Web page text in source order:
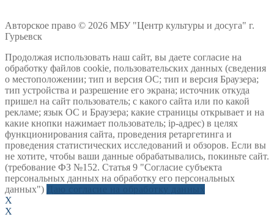
Авторское право © 2026 МБУ "Центр культуры и досуга" г.
Гурьевск
Продолжая использовать наш сайт, вы даете согласие на
обработку файлов cookie, пользовательских данных (сведения
о местоположении; тип и версия ОС; тип и версия Браузера;
тип устройства и разрешение его экрана; источник откуда
пришел на сайт пользователь; с какого сайта или по какой
рекламе; язык ОС и Браузера; какие страницы открывает и на
какие кнопки нажимает пользователь; ip-адрес) в целях
функционирования сайта, проведения ретаргетинга и
проведения статистических исследований и обзоров. Если вы
не хотите, чтобы ваши данные обрабатывались, покиньте сайт.
(требование ФЗ №152. Статья 9 "Согласие субъекта
персональных данных на обработку его персональных
данных")
X
X